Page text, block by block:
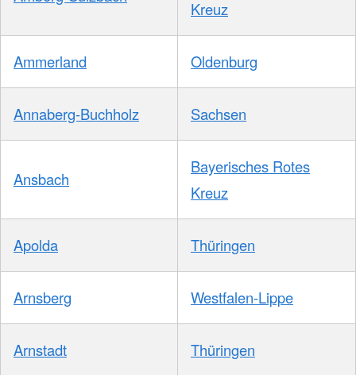
Kreuz
Ammerland Oldenburg
Annaberg-Buchholz Sachsen
Ansbach
Bayerisches Rotes
Kreuz
Apolda Thüringen
Arnsberg Westfalen-Lippe
Arnstadt Thüringen